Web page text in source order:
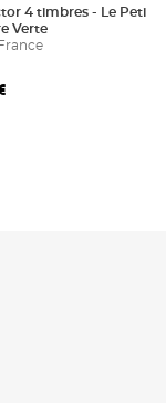
panier
4 timbres - Le Petit
Verte